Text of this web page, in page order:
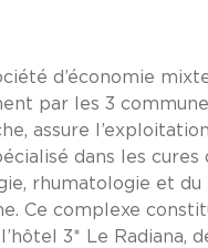
d’économie
par les 3
assure l’exploitation
dans les
rhumatologie et du
Ce complexe
3* Le Radiana,